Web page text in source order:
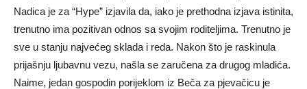
Nadica je za “Hype” izjavila da, iako je prethodna izjava istinita,
trenutno ima pozitivan odnos sa svojim roditeljima. Trenutno je
sve u stanju najvećeg sklada i reda. Nakon što je raskinula
prijašnju ljubavnu vezu, našla se zaručena za drugog mladića.
Naime, jedan gospodin porijeklom iz Beča za pjevačicu je